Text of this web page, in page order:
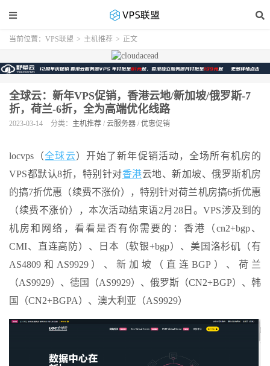
当前位置： VPS联盟 > 主机推荐 > 正文
全球云：新年VPS促销，香港云地/新加坡/俄罗斯-7
折，荷兰-6折，全为高端优化线路
2023-03-14 分类： 主机推荐 / 云服务器 / 优惠促销
locvps（全球云）开始了新年促销活动，全场所有机房的
VPS都默认8折，特别针对香港云地、新加坡、俄罗斯机房
的搞7折优惠（续费不涨价），特别针对荷兰机房搞6折优惠
（续费不涨价），本次活动结束语2月28日。VPS涉及到的
机房和网络，看看是否有你需要的：香港（cn2+bgp、
CMI、直连高防）、日本（软银+bgp）、美国洛杉矶（有
AS4809和AS9929）、新加坡（直连BGP）、荷兰
（AS9929）、德国（AS9929）、俄罗斯（CN2+BGP）、韩
国（CN2+BGPA）、澳大利亚（AS9929）